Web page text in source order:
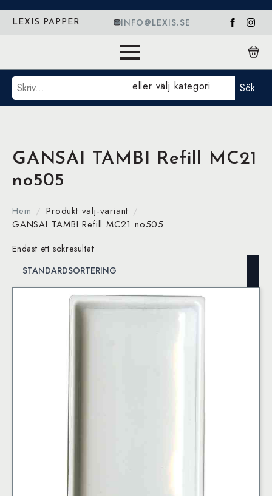
LEXIS PAPPER INFO@LEXIS.SE
Sök eller välj kategori Sök
GANSAI TAMBI Refill MC21
no505
Hem
Produkt valj-variant
GANSAI TAMBI Refill MC21 no505
Endast ett sökresultat